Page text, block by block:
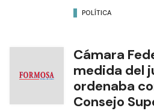
POLÍTICA
Cámara
medida del
ordenaba
Consejo